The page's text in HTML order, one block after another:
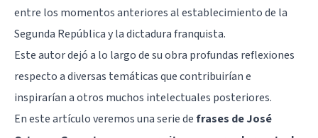
entre los momentos anteriores al establecimiento de la
Segunda República y la dictadura franquista.
Este autor dejó a lo largo de su obra profundas reflexiones
respecto a diversas temáticas que contribuirían e
inspirarían a otros muchos intelectuales posteriores.
En este artículo veremos una serie defrases de José